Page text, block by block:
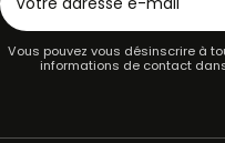
Vous pouvez vous désinscrire à
informations de contact